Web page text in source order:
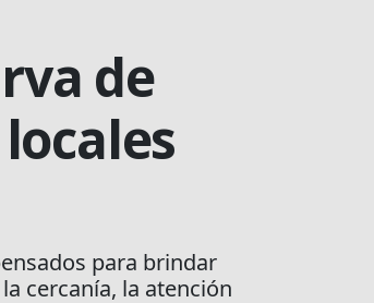
de
para brindar
cercanía, la atención